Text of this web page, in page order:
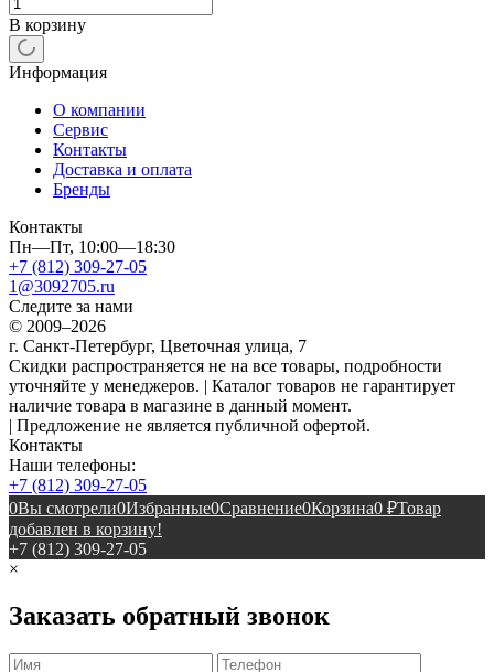
В корзину
Информация
О компании
Сервис
Контакты
Доставка и оплата
Бренды
Контакты
Пн—Пт, 10:00—18:30
+7 (812) 309-27-05
1@3092705.ru
Следите за нами
© 2009–2026
г. Санкт-Петербург, Цветочная улица, 7
Скидки распространяется не на все товары, подробности
уточняйте у менеджеров. | Каталог товаров не гарантирует
наличие товара в магазине в данный момент.
| Предложение не является публичной офертой.
Контакты
Наши телефоны:
+7 (812) 309-27-05
0Вы смотрели0Избранные0Сравнение0Корзина0 ₽Товар
добавлен в корзину!
+7 (812) 309-27-05
×
Заказать обратный звонок